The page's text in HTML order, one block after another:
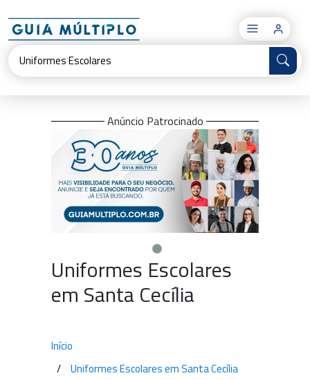
×
Anúncio Patrocinado
Uniformes Escolares
em Santa Cecília
Início
Uniformes Escolares em Santa Cecília